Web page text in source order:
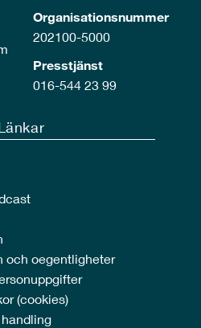
Organisationsnummer
202100-5000
Presstjänst
016-544 23 99
och oegentligheter
(cookies)